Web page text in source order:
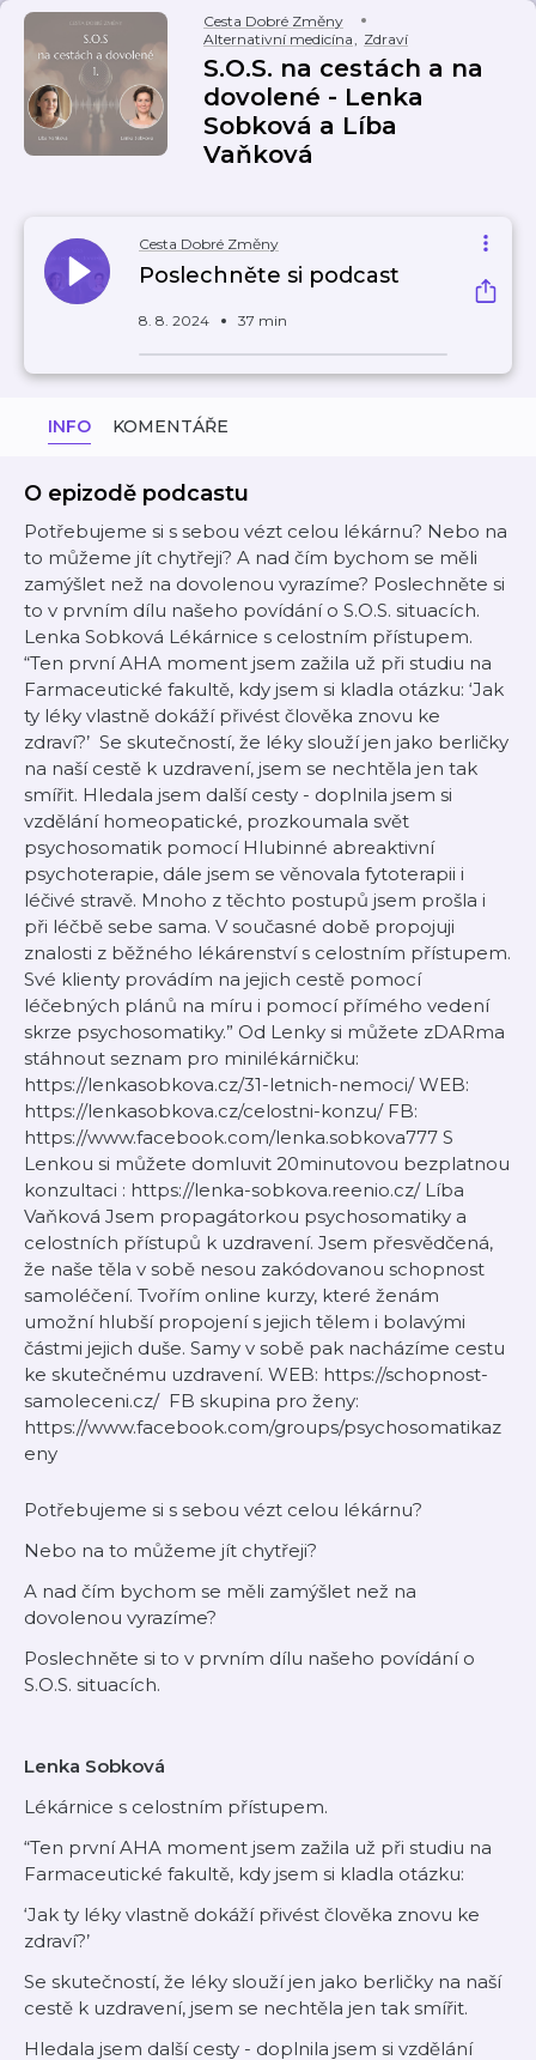
Cesta Dobré Změny
Alternativní medicína, Zdraví
S.O.S. na cestách a na
dovolené - Lenka
Sobková a Líba
Vaňková
Cesta Dobré Změny
Poslechněte si podcast
8. 8. 2024 37 min
INFO KOMENTÁŘE
O epizodě podcastu
Potřebujeme si s sebou vézt celou lékárnu? Nebo na
to můžeme jít chytřeji? A nad čím bychom se měli
zamýšlet než na dovolenou vyrazíme? Poslechněte si
to v prvním dílu našeho povídání o S.O.S. situacích.
Lenka Sobková Lékárnice s celostním přístupem.
“Ten první AHA moment jsem zažila už při studiu na
Farmaceutické fakultě, kdy jsem si kladla otázku: ‘Jak
ty léky vlastně dokáží přivést člověka znovu ke
zdraví?’ Se skutečností, že léky slouží jen jako berličky
na naší cestě k uzdravení, jsem se nechtěla jen tak
smířit. Hledala jsem další cesty - doplnila jsem si
vzdělání homeopatické, prozkoumala svět
psychosomatik pomocí Hlubinné abreaktivní
psychoterapie, dále jsem se věnovala fytoterapii i
léčivé stravě. Mnoho z těchto postupů jsem prošla i
při léčbě sebe sama. V současné době propojuji
znalosti z běžného lékárenství s celostním přístupem.
Své klienty provádím na jejich cestě pomocí
léčebných plánů na míru i pomocí přímého vedení
skrze psychosomatiky.” Od Lenky si můžete zDARma
stáhnout seznam pro minilékárničku:
https://lenkasobkova.cz/31-letnich-nemoci/ WEB:
https://lenkasobkova.cz/celostni-konzu/ FB:
https://www.facebook.com/lenka.sobkova777 S
Lenkou si můžete domluvit 20minutovou bezplatnou
konzultaci : https://lenka-sobkova.reenio.cz/ Líba
Vaňková Jsem propagátorkou psychosomatiky a
celostních přístupů k uzdravení. Jsem přesvědčená,
že naše těla v sobě nesou zakódovanou schopnost
samoléčení. Tvořím online kurzy, které ženám
umožní hlubší propojení s jejich tělem i bolavými
částmi jejich duše. Samy v sobě pak nacházíme cestu
ke skutečnému uzdravení. WEB: https://schopnost-
samoleceni.cz/ FB skupina pro ženy:
https://www.facebook.com/groups/psychosomatikaz
eny
Potřebujeme si s sebou vézt celou lékárnu?
Nebo na to můžeme jít chytřeji?
A nad čím bychom se měli zamýšlet než na
dovolenou vyrazíme?
Poslechněte si to v prvním dílu našeho povídání o
S.O.S. situacích.
Lenka Sobková
Lékárnice s celostním přístupem.
“Ten první AHA moment jsem zažila už při studiu na
Farmaceutické fakultě, kdy jsem si kladla otázku:
‘Jak ty léky vlastně dokáží přivést člověka znovu ke
zdraví?’
Se skutečností, že léky slouží jen jako berličky na naší
cestě k uzdravení, jsem se nechtěla jen tak smířit.
Hledala jsem další cesty - doplnila jsem si vzdělání